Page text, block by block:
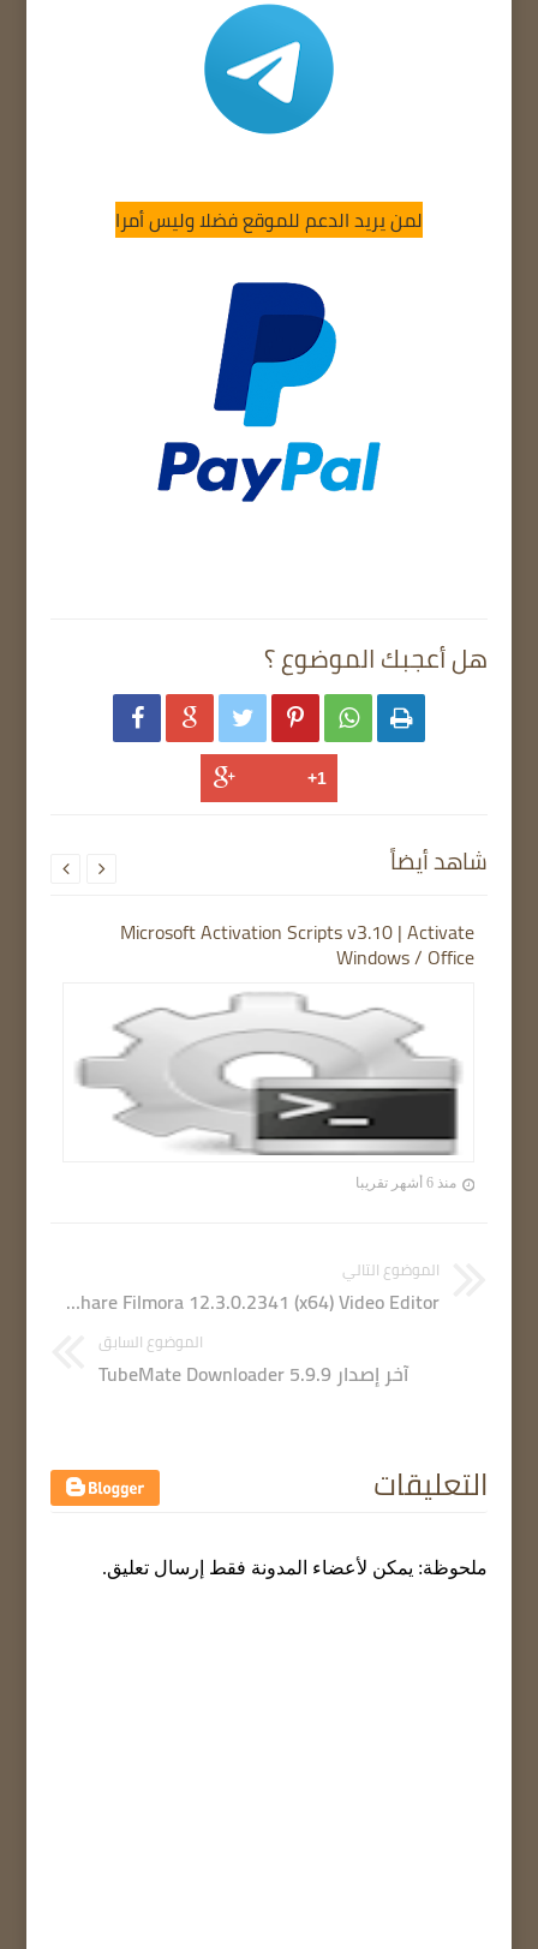
لمن يريد الدعم للموقع فضلا وليس أمرا
هل أعجبك الموضوع ؟
     
شاهد أيضاً
Microsoft Activation Scripts v3.10 | Activate
Windows / Office
منذ 6 أشهر تقريبا
 
الموضوع التالي
Wondershare Filmora 12.3.0.2341 (x64) Video Editor تحميل
الموضوع السابق
آخر إصدار TubeMate Downloader 5.9.9
التعليقات
ملحوظة: يمكن لأعضاء المدونة فقط إرسال تعليق.